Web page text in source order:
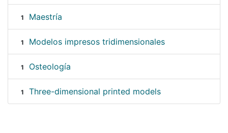
1 Maestría
1 Modelos impresos tridimensionales
1 Osteología
1 Three-dimensional printed models